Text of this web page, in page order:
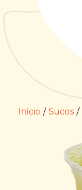
Início / Sucos /